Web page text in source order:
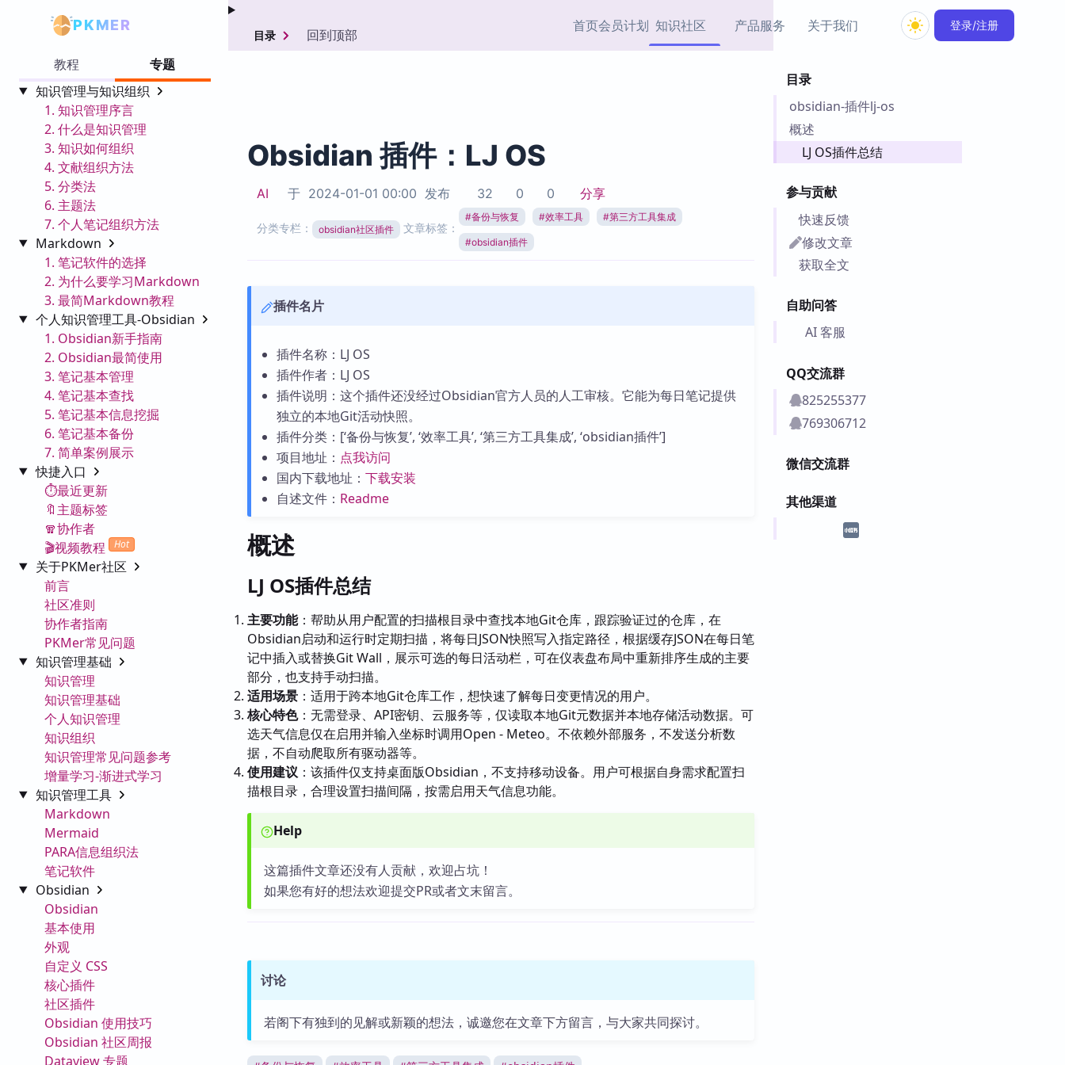
PKMER 首页会员计划 知识社区
热门链接Top5
产品服务
载
加速访问 Obsidian 官方
市场
Zotero 插件
PKMer 出品的闪念笔记
Obsidian 教程
关于我们 登录/注册
教程
专题
知识管理与知识组织
1. 知识管理序言
2. 什么是知识管理
3. 知识如何组织
4. 文献组织方法
5. 分类法
6. 主题法
7. 个人笔记组织方法
Markdown
1. 笔记软件的选择
2. 为什么要学习Markdown
3. 最简Markdown教程
个人知识管理工具-Obsidian
1. Obsidian新手指南
2. Obsidian最简使用
3. 笔记基本管理
4. 笔记基本查找
5. 笔记基本信息挖掘
6. 笔记基本备份
7. 简单案例展示
快捷入口
⏱️最近更新
🔖主题标签
🧣协作者
🎬视频教程
Hot
关于PKMer社区
前言
社区准则
协作者指南
PKMer常见问题
知识管理基础
知识管理
知识管理基础
个人知识管理
知识组织
知识管理常见问题参考
增量学习-渐进式学习
知识管理工具
Markdown
Mermaid
PARA信息组织法
笔记软件
Obsidian
Obsidian
基本使用
外观
自定义 CSS
核心插件
社区插件
Obsidian 使用技巧
Obsidian 社区周报
Dataview 专题
目录
obsidian-插件lj-os
概述
LJ OS插件总结
参与贡献
快速反馈
修改文章
获取全文
自助问答
AI 客服
QQ交流群
825255377
769306712
微信交流群
其他渠道
目录 回到顶部
Obsidian 插件：LJ OS
AI 于 2024-01-01 00:00 发布 32 0 0 分享
分类专栏： obsidian社区插件 文章标签：
#备份与恢复 #效率工具 #第三方工具集成
#obsidian插件
插件名片
插件名称：LJ OS
插件作者：LJ OS
插件说明：这个插件还没经过Obsidian官方人员的人工审核。它能为每日笔记提供
独立的本地Git活动快照。
插件分类：[‘备份与恢复’, ‘效率工具’, ‘第三方工具集成’, ‘obsidian插件’]
项目地址： 点我访问
国内下载地址： 下载安装
自述文件： Readme
概述
LJ OS插件总结
主要功能：帮助从用户配置的扫描根目录中查找本地Git仓库，跟踪验证过的仓库，在
Obsidian启动和运行时定期扫描，将每日JSON快照写入指定路径，根据缓存JSON在每日笔
记中插入或替换Git Wall，展示可选的每日活动栏，可在仪表盘布局中重新排序生成的主要
部分，也支持手动扫描。
适用场景 ：适用于跨本地Git仓库工作，想快速了解每日变更情况的用户。
核心特色：无需登录、API密钥、云服务等，仅读取本地Git元数据并本地存储活动数据。可
选天气信息仅在启用并输入坐标时调用Open - Meteo。不依赖外部服务，不发送分析数
据，不自动爬取所有驱动器等。
使用建议 ：该插件仅支持桌面版Obsidian，不支持移动设备。用户可根据自身需求配置扫
描根目录，合理设置扫描间隔，按需启用天气信息功能。
Help
这篇插件文章还没有人贡献，欢迎占坑！
如果您有好的想法欢迎提交PR或者文末留言。
讨论
若阁下有独到的见解或新颖的想法，诚邀您在文章下方留言，与大家共同探讨。